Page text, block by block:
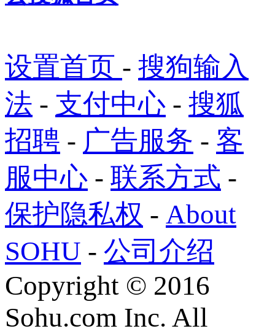
设置首页 - 搜狗输入
法 - 支付中心 - 搜狐
招聘 - 广告服务 - 客
服中心 - 联系方式 -
保护隐私权 - About
SOHU - 公司介绍
Copyright © 2016
Sohu.com Inc. All